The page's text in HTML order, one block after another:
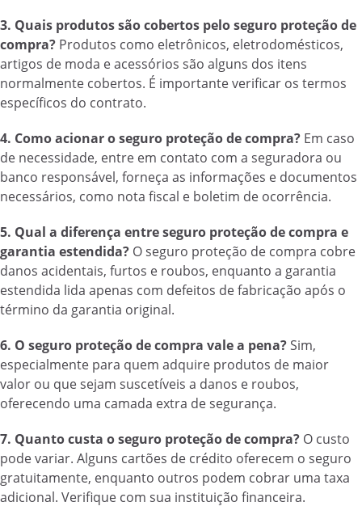
3. Quais produtos são cobertos pelo seguro proteção de
compra? Produtos como eletrônicos, eletrodomésticos,
artigos de moda e acessórios são alguns dos itens
normalmente cobertos. É importante verificar os termos
específicos do contrato.
4. Como acionar o seguro proteção de compra? Em caso
de necessidade, entre em contato com a seguradora ou
banco responsável, forneça as informações e documentos
necessários, como nota fiscal e boletim de ocorrência.
5. Qual a diferença entre seguro proteção de compra e
garantia estendida? O seguro proteção de compra cobre
danos acidentais, furtos e roubos, enquanto a garantia
estendida lida apenas com defeitos de fabricação após o
término da garantia original.
6. O seguro proteção de compra vale a pena?Sim,
especialmente para quem adquire produtos de maior
valor ou que sejam suscetíveis a danos e roubos,
oferecendo uma camada extra de segurança.
7. Quanto custa o seguro proteção de compra? O custo
pode variar. Alguns cartões de crédito oferecem o seguro
gratuitamente, enquanto outros podem cobrar uma taxa
adicional. Verifique com sua instituição financeira.